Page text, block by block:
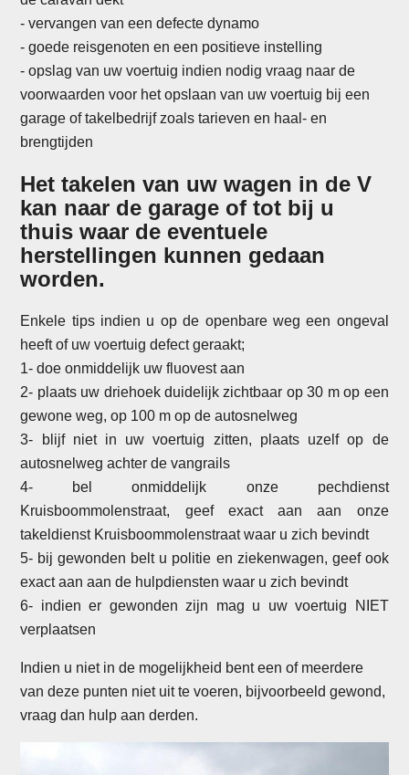
- vervangen van een defecte dynamo
-goede reisgenoten en een positieve instelling
- opslag van uw voertuig indien nodig vraag naar de
voorwaarden voor het opslaan van uw voertuig bij een
garage of takelbedrijf zoals tarieven en haal- en
brengtijden
Het takelen van uw wagen in de V
kan naar de garage of tot bij u
thuis waar de eventuele
herstellingen kunnen gedaan
worden.
Enkele tips indien u op de openbare weg een ongeval
heeft of uw voertuig defect geraakt;
1- doe onmiddelijk uw fluovest aan
2- plaats uw driehoek duidelijk zichtbaar op 30 m op een
gewone weg, op 100 m op de autosnelweg
3- blijf niet in uw voertuig zitten, plaats uzelf op de
autosnelweg achter de vangrails
4- bel onmiddelijk onze pechdienst
Kruisboommolenstraat, geef exact aan aan onze
takeldienst Kruisboommolenstraat waar u zich bevindt
5- bij gewonden belt u politie en ziekenwagen, geef ook
exact aan aan de hulpdiensten waar u zich bevindt
6- indien er gewonden zijn mag u uw voertuig NIET
verplaatsen
Indien u niet in de mogelijkheid bent een of meerdere
van deze punten niet uit te voeren, bijvoorbeeld gewond,
vraag dan hulp aan derden.